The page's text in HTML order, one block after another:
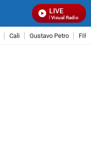
LIVE
Señal Visual Radio
Cali Gustavo Petro FIFA